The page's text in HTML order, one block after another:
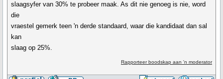
slaagsyfer van 30% te probeer maak. As dit nie genoeg is nie, word
die
vraestel gemerk teen 'n derde standaard, waar die kandidaat dan sal
kan
slaag op 25%.
Rapporteer boodskap aan 'n moderator